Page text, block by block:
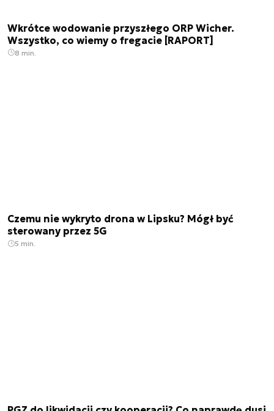
Wkrótce wodowanie przyszłego ORP Wicher.
Wszystko, co wiemy o fregacie [RAPORT]
8 min.
Czemu nie wykryto drona w Lipsku? Mógł być
sterowany przez 5G
5 min.